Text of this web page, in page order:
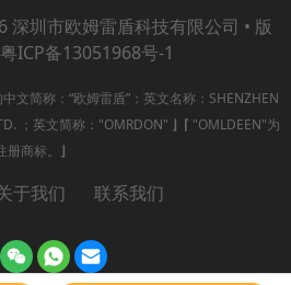
圳市欧姆雷盾科技有限公司 • 版
粤ICP备13051968号-1
文简称：“欧姆雷盾”；英文名称：SHENZHEN
；英文简称："OMRDON" ⌋ ⌈ "OMLDEEN"为
商标。 ⌋
于我们 联系我们